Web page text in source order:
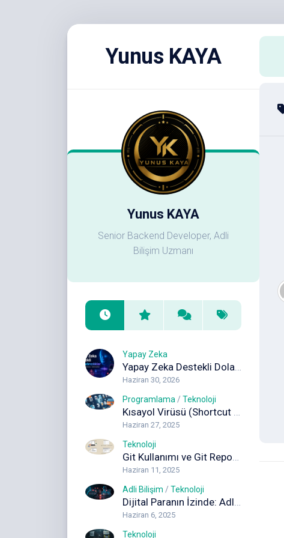
Yunus KAYA
Yunus KAYA
Senior Backend Developer, Adli
Bilişim Uzmanı
Yapay Zeka
Yapay Zeka Destekli Dolandırıcılıklar: Deepfake, Ses Klonlama ve Sahte İçeriklere Karşı Korunma Rehberi
Haziran 30, 2026
Programlama / Teknoloji
Kısayol Virüsü (Shortcut Virus) Nedir ve Nasıl Temizlenir? Kapsamlı Rehber
Haziran 27, 2025
Teknoloji
Git Kullanımı ve Git Reposuna Dosya Gönderimi (Adım Adım Rehber)
Haziran 11, 2025
Adli Bilişim / Teknoloji
Dijital Paranın İzinde: Adli Bilişimde Blockchain Analizi
Haziran 6, 2025
Teknoloji